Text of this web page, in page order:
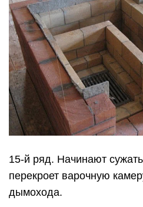
15-й ряд. Начинают
перекроет варочную
дымохода.